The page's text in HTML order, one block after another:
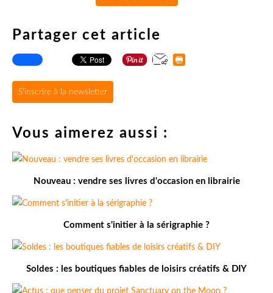
Partager cet article
S'inscrire à la newsletter
Vous aimerez aussi :
Nouveau : vendre ses livres d'occasion en librairie
Comment s'initier à la sérigraphie ?
Soldes : les boutiques fiables de loisirs créatifs & DIY